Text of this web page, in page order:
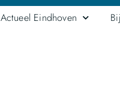
Actueel Eindhoven